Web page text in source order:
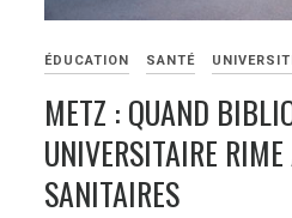
ÉDUCATION SANTÉ
METZ : QUAND
UNIVERSITAIRE RIME
SANITAIRES